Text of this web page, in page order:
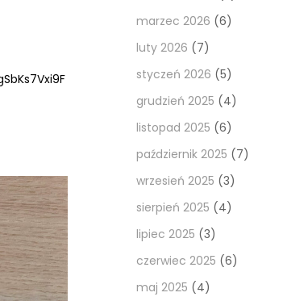
marzec 2026 (6)
luty 2026 (7)
styczeń 2026 (5)
grudzień 2025 (4)
listopad 2025 (6)
październik 2025 (7)
wrzesień 2025 (3)
sierpień 2025 (4)
lipiec 2025 (3)
czerwiec 2025 (6)
maj 2025 (4)